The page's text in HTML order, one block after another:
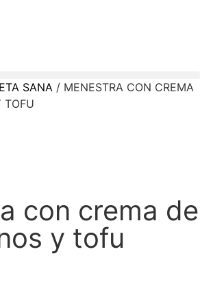
SANA / MENESTRA CON CREMA
TOFU
con crema de
y tofu